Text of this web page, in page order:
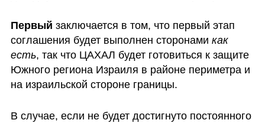
Первый заключается в том, что первый этап
соглашения будет выполнен сторонами как
есть, так что ЦАХАЛ будет готовиться к защите
Южного региона Израиля в районе периметра и
на израильской стороне границы.
В случае, если не будет достигнуто постоянного